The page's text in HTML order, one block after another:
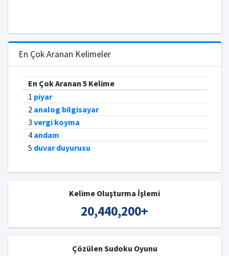
En Çok Aranan Kelimeler
En Çok Aranan 5 Kelime
1 piyar
2 analog bilgisayar
3 vergi koyma
4 andam
5 duvar duyurusu
Kelime Oluşturma İşlemi
20,440,200+
Çözülen Sudoku Oyunu